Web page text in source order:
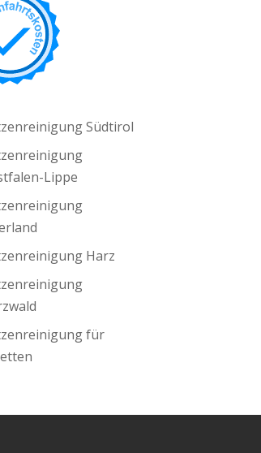
Südtirol
Lippe
Harz
für